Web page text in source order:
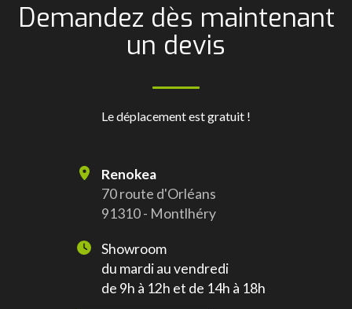
Demandez dès maintenant
un devis
Le déplacement est gratuit !
Renokea
70 route d'Orléans
91310 - Montlhéry
Showroom
du mardi au vendredi
de 9h à 12h et de 14h à 18h